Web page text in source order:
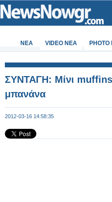
ΝΕΑ VIDEO NEA PHOTO
ΣΥΝΤΑΓΗ: Μίνι
μπανάνα
2012-03-16 14:58:35